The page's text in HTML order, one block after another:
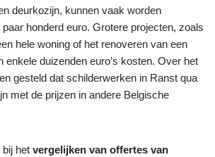
deurkozijn, kunnen vaak worden
honderd euro. Grotere projecten, zoals
hele woning of het renoveren van een
enkele duizenden euro’s kosten. Over het
gesteld dat schilderwerken in Ranst qua
met de prijzen in andere Belgische
het vergelijken van offertes van